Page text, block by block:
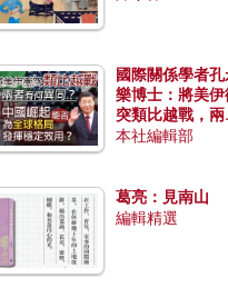
國際關係學者孔
樂博士：將美伊
突類比越戰，兩
有何異同？中國
本社編輯部
葛亮：見南山
編輯精選